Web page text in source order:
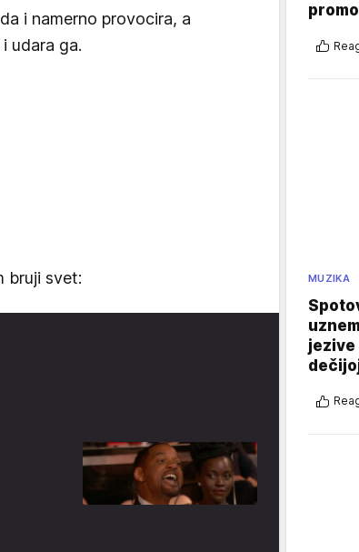
i namerno provocira, a
udara ga.
bruji svet: MUZIKA
jezive